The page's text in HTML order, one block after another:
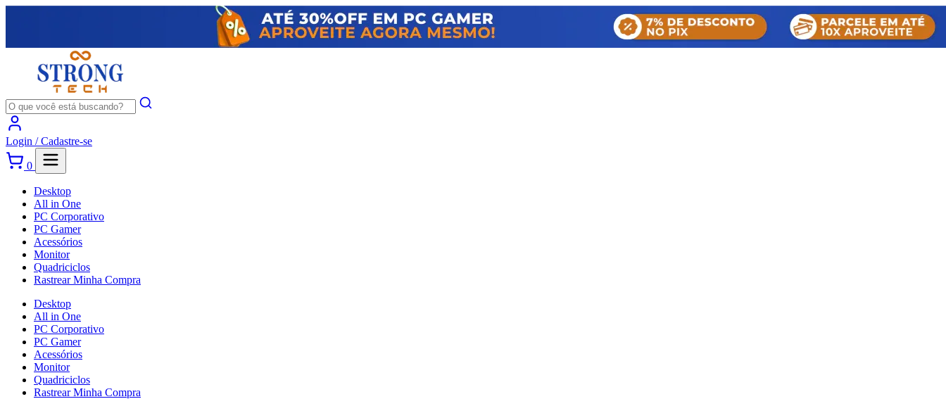
Login /Cadastre-se
0
Desktop
All in One
PC Corporativo
PC Gamer
Acessórios
Monitor
Quadriciclos
Rastrear Minha Compra
Desktop
All in One
PC Corporativo
PC Gamer
Acessórios
Monitor
Quadriciclos
Rastrear Minha Compra